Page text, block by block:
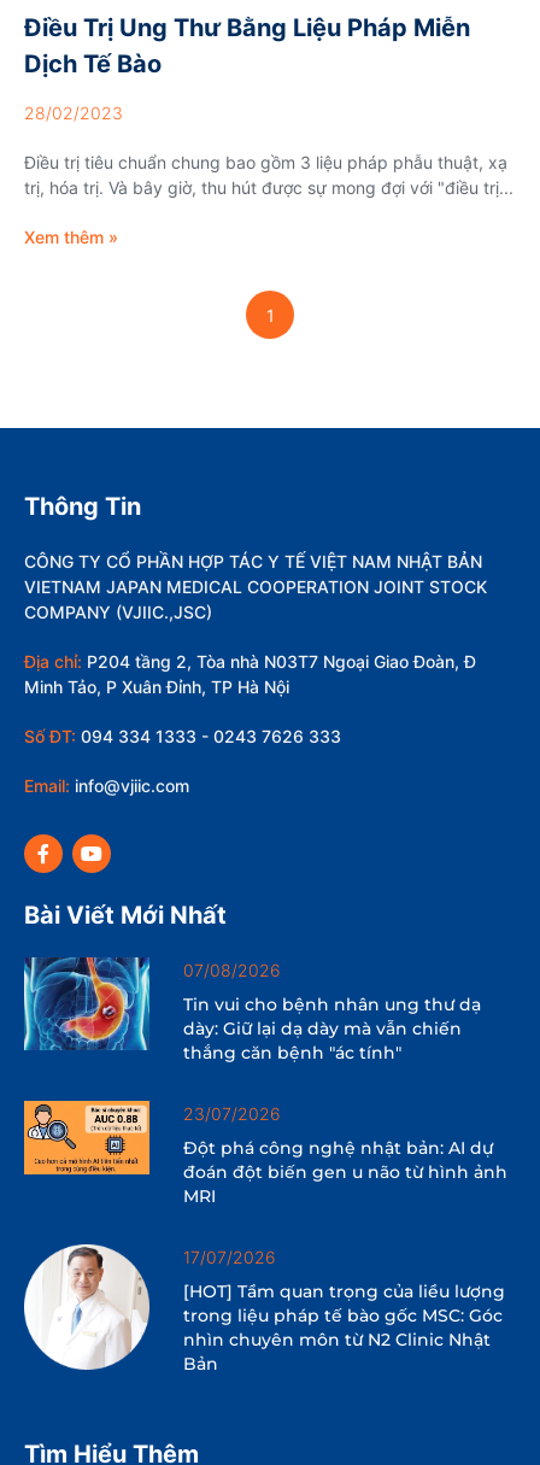
Điều Trị Ung Thư Bằng Liệu Pháp Miễn
Dịch Tế Bào
28/02/2023
Điều trị tiêu chuẩn chung bao gồm 3 liệu pháp phẫu thuật, xạ
trị, hóa trị. Và bây giờ, thu hút được sự mong đợi với "điều trị...
Xem thêm »
1
Thông Tin
CÔNG TY CỔ PHẦN HỢP TÁC Y TẾ VIỆT NAM NHẬT BẢN
VIETNAM JAPAN MEDICAL COOPERATION JOINT STOCK
COMPANY (VJIIC.,JSC)
Địa chỉ: P204 tầng 2, Tòa nhà N03T7 Ngoại Giao Đoàn, Đ
Minh Tảo, P Xuân Đỉnh, TP Hà Nội
Số ĐT: 094 334 1333 - 0243 7626 333
Email: info@vjiic.com
Bài Viết Mới Nhất
07/08/2026
Tin vui cho bệnh nhân ung thư dạ
dày: Giữ lại dạ dày mà vẫn chiến
thắng căn bệnh "ác tính"
23/07/2026
Đột phá công nghệ nhật bản: AI dự
đoán đột biến gen u não từ hình ảnh
MRI
17/07/2026
[HOT] Tầm quan trọng của liều lượng
trong liệu pháp tế bào gốc MSC: Góc
nhìn chuyên môn từ N2 Clinic Nhật
Bản
Tìm Hiểu Thêm